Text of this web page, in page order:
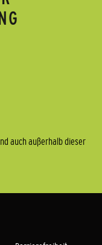
auch außerhalb dieser